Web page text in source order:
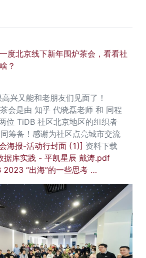
度北京线下新年围炉茶会，看看社
？
高兴又能和老朋友们见面了！
会是由 知乎 代晓磊老师 和 同程
位 TiDB 社区北京地区的组织者
筹备！感谢为社区点亮城市交流
海报-活动行封面 (1)] 资料下载
据库实践 - 平凯星辰 戴涛.pdf
2023 “出海”的一些思考 …